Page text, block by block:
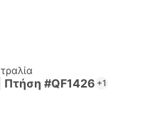
Πτήση #QF1426 +1